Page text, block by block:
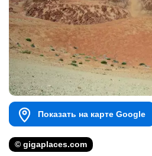
Показать на карте Google
© gigaplaces.com